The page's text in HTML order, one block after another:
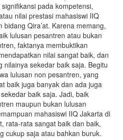
pada kompetensi,
nilai prestasi mahasiswi IIQ
bidang Qira’at. Karena memang,
lulusan pesantren atau bukan
faktanya membuktikan
nilai sangat baik, dan
nilainya sekedar baik saja. Begitu
lulusan non pesantren, yang
baik juga banyak dan ada juga
baik saja. Jadi, baik
maupun bukan lulusan
mahasiswi IIQ Jakarta di
rata-rata sangat baik dan baik,
cukup saja atau bahkan buruk.